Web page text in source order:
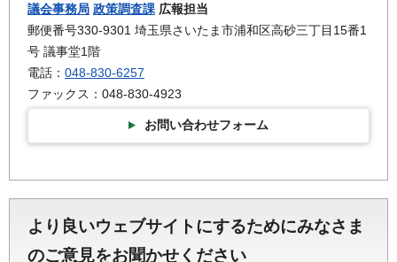
議会事務局 政策調査課 広報担当
郵便番号330-9301 埼玉県さいたま市浦和区高砂三丁目15番1
号 議事堂1階
電話： 048-830-6257
ファックス：048-830-4923
お問い合わせフォーム
より良いウェブサイトにするためにみなさま
のご意見をお聞かせください